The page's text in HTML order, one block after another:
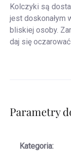
Kolczyki są
jest doskonałym
bliskiej osoby.
daj się
Parametry
Kategoria: